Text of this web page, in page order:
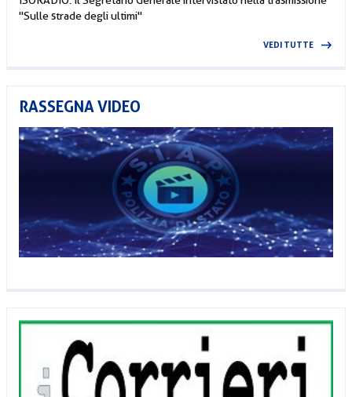
"Sulle strade degli ultimi"
VEDI TUTTE
RASSEGNA VIDEO